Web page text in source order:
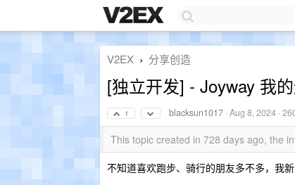
V2EX › 分享创造
[独立开发] - Joyway 我
1 blacksun1017 ·Aug 8, 2024 ·
This topic created in 728 days ago, the
不知道喜欢跑步、骑行的朋友多不多，我